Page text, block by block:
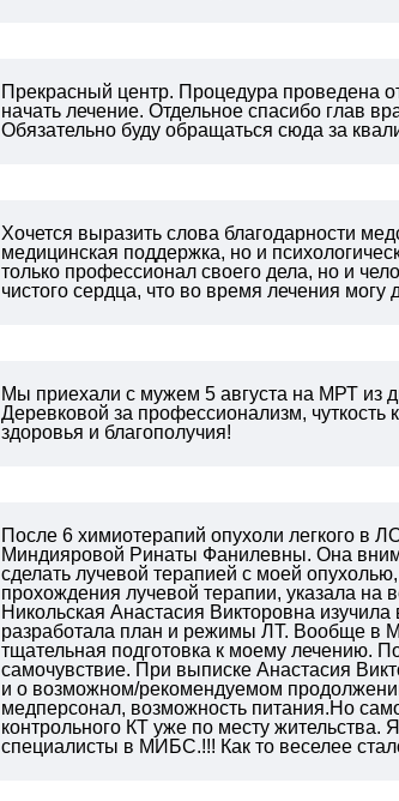
Прекрасный центр. Процедура проведена
начать лечение. Отдельное спасибо глав
Обязательно буду обращаться сюда за
Хочется выразить слова благодарности
медицинская поддержка, но и
только профессионал своего дела, но и
чистого сердца, что во время лечения
Мы приехали с мужем 5 августа на МРТ из
Деревковой за профессионализм,
здоровья и благополучия!
После 6 химиотерапий опухоли легкого в
Миндияровой Ринаты Фанилевны. Она
сделать лучевой терапией с моей
прохождения лучевой терапии, указала
Никольская Анастасия Викторовна
разработала план и режимы ЛТ. Вообще в
тщательная подготовка к моему лечению.
самочувствие. При выписке Анастасия
и о возможном/рекомендуемом
медперсонал, возможность питания.Но
контрольного КТ уже по месту
специалисты в МИБС.!!! Как то веселее